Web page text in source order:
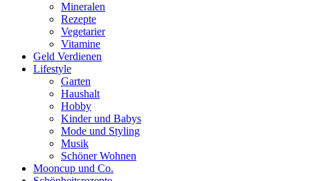
Mineralen
Rezepte
Vegetarier
Vitamine
Geld Verdienen
Lifestyle
Garten
Haushalt
Hobby
Kinder und Babys
Mode und Styling
Musik
Schöner Wohnen
Mooncup und Co.